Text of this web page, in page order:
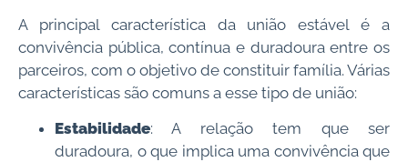
A principal característica da união estável é a
convivência pública, contínua e duradoura entre os
parceiros, com o objetivo de constituir família. Várias
características são comuns a esse tipo de união:
Estabilidade: A relação tem que ser
duradoura, o que implica uma convivência que